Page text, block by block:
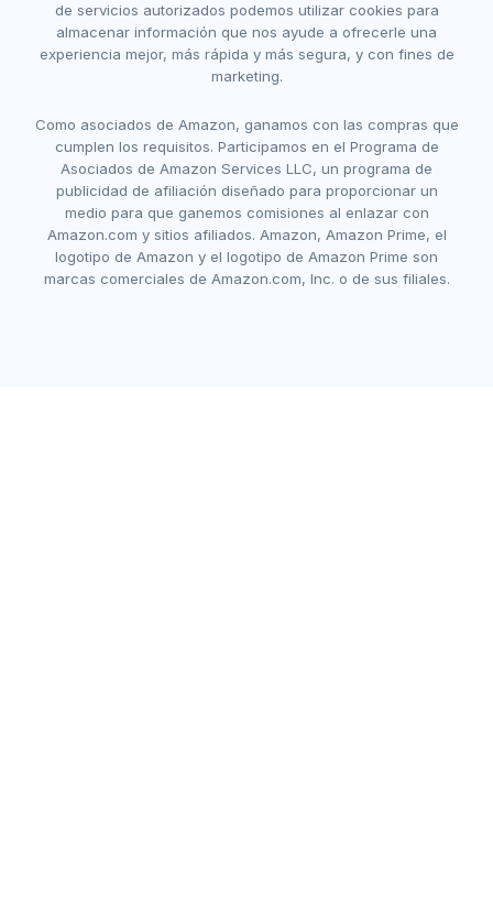
de servicios autorizados podemos utilizar cookies para
almacenar información que nos ayude a ofrecerle una
experiencia mejor, más rápida y más segura, y con fines de
marketing.
Como asociados de Amazon, ganamos con las compras que
cumplen los requisitos. Participamos en el Programa de
Asociados de Amazon Services LLC, un programa de
publicidad de afiliación diseñado para proporcionar un
medio para que ganemos comisiones al enlazar con
Amazon.com y sitios afiliados. Amazon, Amazon Prime, el
logotipo de Amazon y el logotipo de Amazon Prime son
marcas comerciales de Amazon.com, Inc. o de sus filiales.